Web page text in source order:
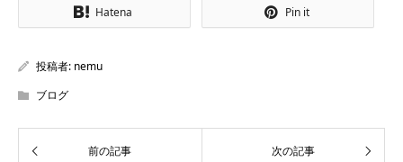
Hatena Pin it
投稿者: nemu
ブログ